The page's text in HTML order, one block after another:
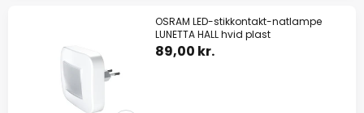
OSRAM LED-stikkontakt-natlampe
LUNETTA HALL hvid plast
89,00 kr.